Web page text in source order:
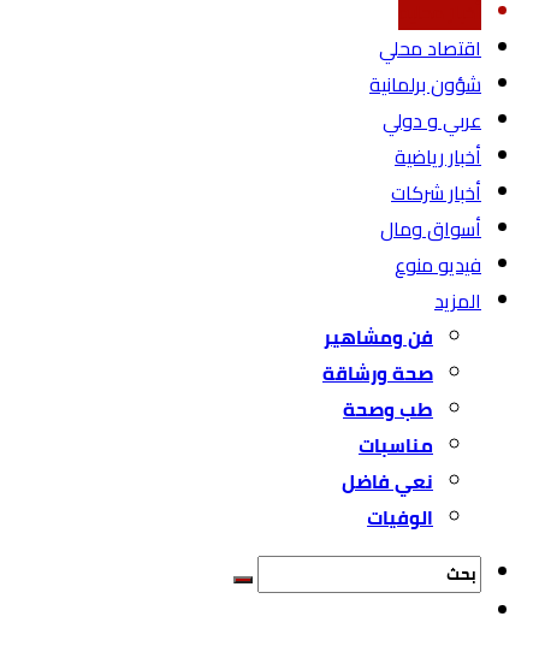
اقتصاد محلي
شؤون برلمانية
عربي و دولي
أخبار رياضية
أخبار شركات
أسواق ومال
فيديو منوع
المزيد
فن ومشاهير
صحة ورشاقة
طب وصحة
مناسبات
نعي فاضل
الوفيات